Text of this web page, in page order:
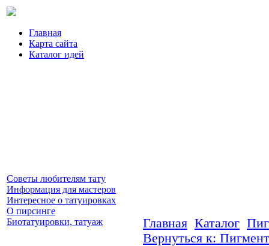
Главная
Карта сайта
Каталог идей
Советы любителям тату
Информация для мастеров
Интересное о татуировках
О пирсинге
Биотатуировки, татуаж
Главная Каталог
Вернуться к: